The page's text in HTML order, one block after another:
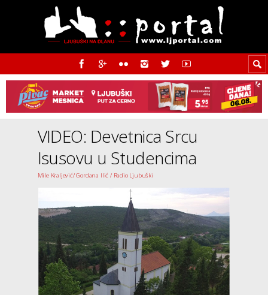
VIDEO: Devetnica Srcu
Isusovu u Studencima
Mile Kraljević/ Gordana Ilić / Radio Ljubuški